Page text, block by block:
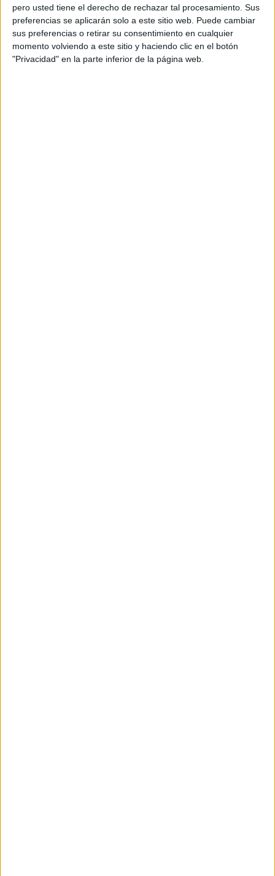
pero usted tiene el derecho de rechazar tal procesamiento. Sus
preferencias se aplicarán solo a este sitio web. Puede cambiar
sus preferencias o retirar su consentimiento en cualquier
momento volviendo a este sitio y haciendo clic en el botón
"Privacidad" en la parte inferior de la página web.